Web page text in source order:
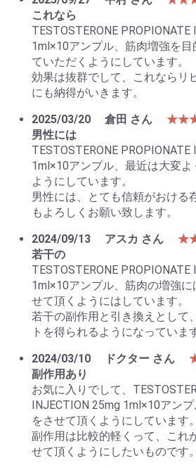
お買い物を続ける カ
これなら
TESTOSTERONE
1ml×10アンプル、筋肉増強を
ていただくようにしています。
効果は抜群でして、これならリ
にも納得がいきます。
2025/03/20
倉田 さん
男性には
TESTOSTERONE
1ml×10アンプル、最近は大変よ
ようにしています。
男性には、とても信頼がおける
もよろしくお願い致します。
2024/09/13
アスカ さん
若干の
TESTOSTERONE
1ml×10アンプル、筋肉の増強に
せて頂くようにはしています。
若干の副作用と引き換えとして
トを得られるようになっていま
2024/03/10
ドクター さん
副作用あり
お気に入りでして、
INJECTION 25mg 1ml×10アン
をさせて頂くようにしています。
副作用は比較的軽くって、これ
せて頂くようにしたいものです。